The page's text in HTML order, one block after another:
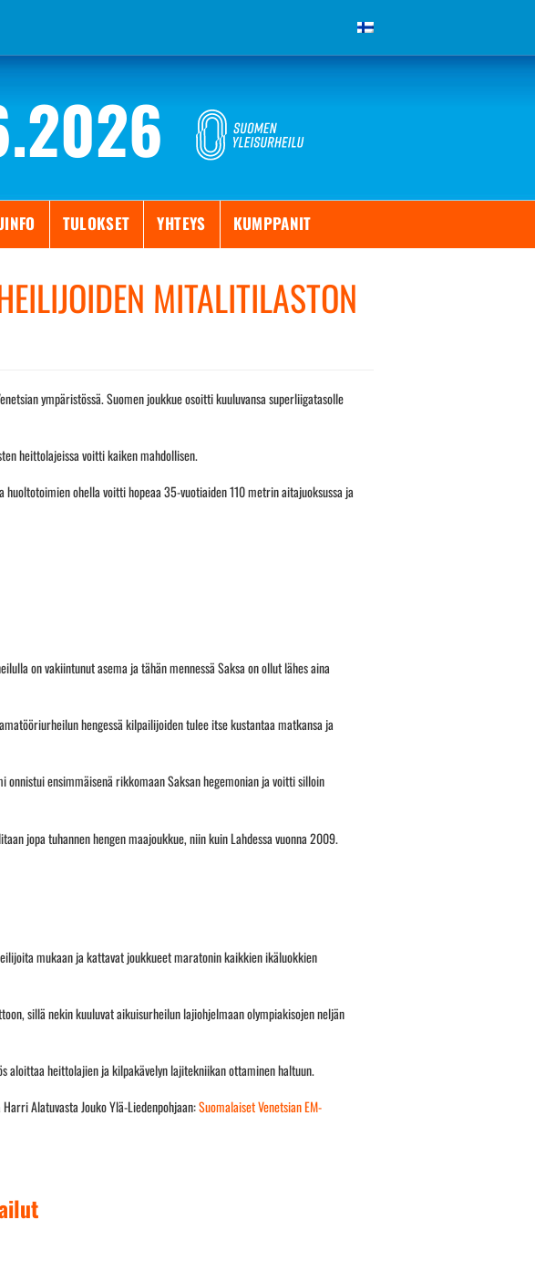
TULOKSET YHTEYS KUMPPANIT
MITALITILASTON
ympäristössä. Suomen joukkue osoitti kuuluvansa superliigatasolle
heittolajeissa voitti kaiken mahdollisen.
ohella voitti hopeaa 35-vuotiaiden 110 metrin aitajuoksussa ja
on vakiintunut asema ja tähän mennessä Saksa on ollut lähes aina
hengessä kilpailijoiden tulee itse kustantaa matkansa ja
ensimmäisenä rikkomaan Saksan hegemonian ja voitti silloin
jopa tuhannen hengen maajoukkue, niin kuin Lahdessa vuonna 2009.
mukaan ja kattavat joukkueet maratonin kaikkien ikäluokkien
sillä nekin kuuluvat aikuisurheilun lajiohjelmaan olympiakisojen neljän
aloittaa heittolajien ja kilpakävelyn lajitekniikan ottaminen haltuun.
Alatuvasta Jouko Ylä-Liedenpohjaan:Suomalaiset Venetsian EM-